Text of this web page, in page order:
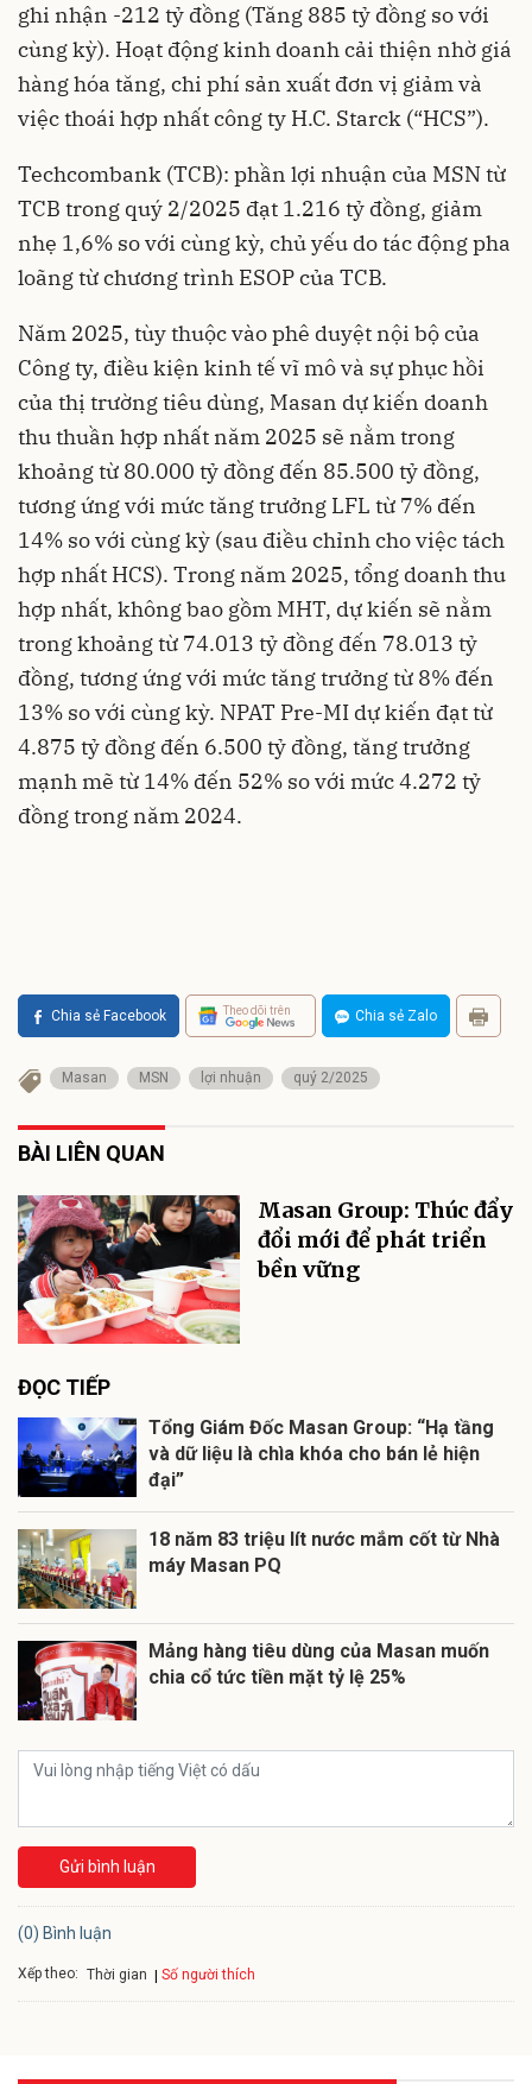
ghi nhận -212 tỷ đồng (Tăng 885 tỷ đồng so với
cùng kỳ). Hoạt động kinh doanh cải thiện nhờ giá
hàng hóa tăng, chi phí sản xuất đơn vị giảm và
việc thoái hợp nhất công ty H.C. Starck (“HCS”).
Techcombank (TCB): phần lợi nhuận của MSN từ
TCB trong quý 2/2025 đạt 1.216 tỷ đồng, giảm
nhẹ 1,6% so với cùng kỳ, chủ yếu do tác động pha
loãng từ chương trình ESOP của TCB.
Năm 2025, tùy thuộc vào phê duyệt nội bộ của
Công ty, điều kiện kinh tế vĩ mô và sự phục hồi
của thị trường tiêu dùng, Masan dự kiến doanh
thu thuần hợp nhất năm 2025 sẽ nằm trong
khoảng từ 80.000 tỷ đồng đến 85.500 tỷ đồng,
tương ứng với mức tăng trưởng LFL từ 7% đến
14% so với cùng kỳ (sau điều chỉnh cho việc tách
hợp nhất HCS). Trong năm 2025, tổng doanh thu
hợp nhất, không bao gồm MHT, dự kiến ​​sẽ nằm
trong khoảng từ 74.013 tỷ đồng đến 78.013 tỷ
đồng, tương ứng với mức tăng trưởng từ 8% đến
13% so với cùng kỳ. NPAT Pre-MI dự kiến ​​đạt từ
4.875 tỷ đồng đến 6.500 tỷ đồng, tăng trưởng
mạnh mẽ từ 14% đến 52% so với mức 4.272 tỷ
đồng trong năm 2024.
Chia sẻ Facebook Theo dõi trên Chia sẻ Zalo
Masan MSN lợi nhuận quý 2/2025
BÀI LIÊN QUAN
Masan Group: Thúc đẩy
đổi mới để phát triển
bền vững
ĐỌC TIẾP
Tổng Giám Đốc Masan Group: “Hạ tầng
và dữ liệu là chìa khóa cho bán lẻ hiện
đại”
18 năm 83 triệu lít nước mắm cốt từ Nhà
máy Masan PQ
Mảng hàng tiêu dùng của Masan muốn
chia cổ tức tiền mặt tỷ lệ 25%
Gửi bình luận
(0) Bình luận
Xếp theo: Thời gian Số người thích